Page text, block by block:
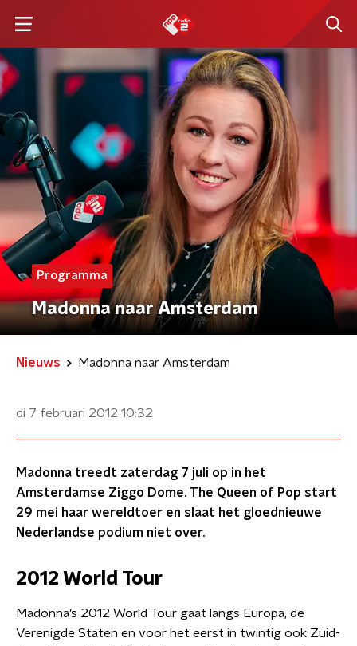
Programma
Madonna naar Amsterdam
Nieuws Madonna naar Amsterdam
di 7 februari 2012 10:32
Madonna treedt zaterdag 7 juli op in het
Amsterdamse Ziggo Dome. The Queen of Pop start
29 mei haar wereldtoer en slaat het gloednieuwe
Nederlandse podium niet over.
2012 World Tour
Madonna’s 2012 World Tour gaat langs Europa, de
Verenigde Staten en voor het eerst in twintig ook Zuid-